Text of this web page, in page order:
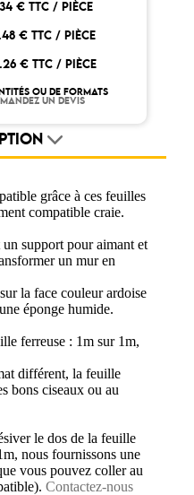
€ TTC / PIÈCE
€ TTC / PIÈCE
€ TTC / PIÈCE
OU DE FORMATS
UN DEVIS
grâce à ces feuilles
compatible craie.
support pour aimant et
un mur en
la face couleur ardoise
éponge humide.
ferreuse : 1m sur 1m,
différent, la feuille
bons ciseaux ou au
le dos de la feuille
nous fournissons une
vous pouvez coller au
Contactez-nous